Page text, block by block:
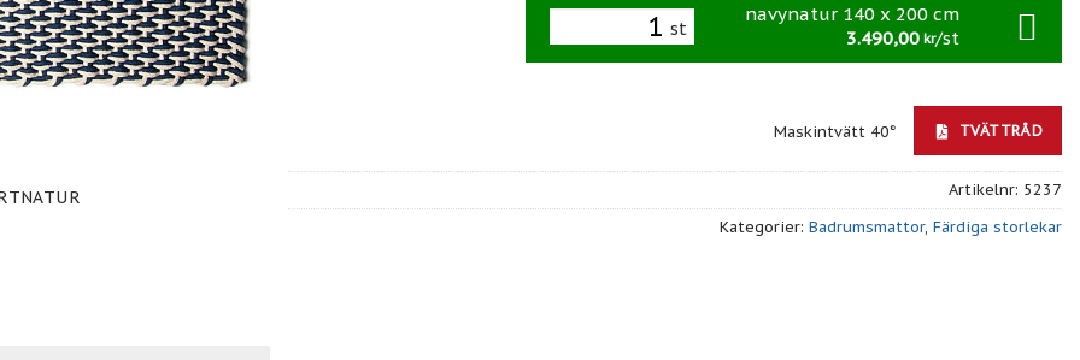
st
navynatur 140 x 200 cm
3.490,00 kr/st
Maskintvätt 40° TVÄTTRÅD
Artikelnr: 5237
Kategorier: Badrumsmattor, Färdiga storlekar